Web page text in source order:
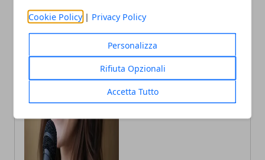
Cookie Policy | Privacy Policy
Personalizza
Rifiuta Opzionali
Accetta Tutto
Annalisa Biasi
Autrice di articoli per blog, laureata
in Psicologia con la passione per la
scrittura e le guide How to